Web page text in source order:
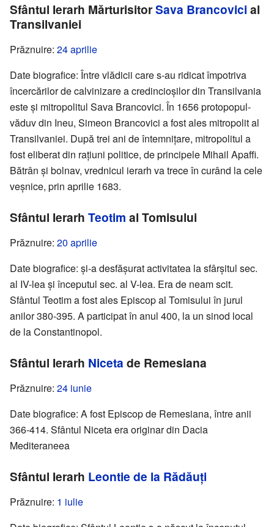
Sfântul Ierarh MărturisitorSava Brancovici al
Transilvaniei
Prăznuire: 24 aprilie
Date biografice: Între vlădicii care s-au ridicat împotriva
încercărilor de calvinizare a credincioșilor din Transilvania
este și mitropolitul Sava Brancovici. În 1656 protopopul-
văduv din Ineu, Simeon Brancovici a fost ales mitropolit al
Transilvaniei. După trei ani de întemnițare, mitropolitul a
fost eliberat din rațiuni politice, de principele Mihail Apaffi.
Bătrân și bolnav, vrednicul ierarh va trece în curând la cele
veșnice, prin aprilie 1683.
Sfântul Ierarh Teotim al Tomisului
Prăznuire: 20 aprilie
Date biografice: și-a desfășurat activitatea la sfârșitul sec.
al IV-lea și începutul sec. al V-lea. Era de neam scit.
Sfântul Teotim a fost ales Episcop al Tomisului în jurul
anilor 380-395. A participat în anul 400, la un sinod local
de la Constantinopol.
Sfântul Ierarh Niceta de Remesiana
Prăznuire: 24 iunie
Date biografice: A fost Episcop de Remesiana, între anii
366-414. Sfântul Niceta era originar din Dacia
Mediteraneea
Sfântul Ierarh Leontie de la Rădăuți
Prăznuire: 1 iulie